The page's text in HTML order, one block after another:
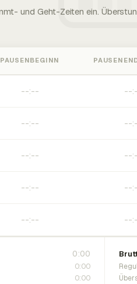
und Geht-Zeiten ein.
PAUSENBEGINN
0:00
0:00
0:00